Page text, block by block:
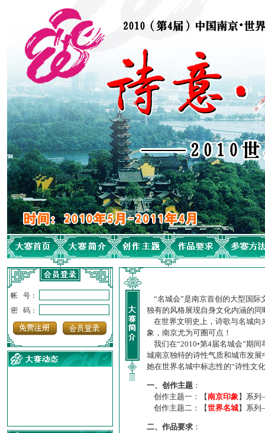
帐 号：
密 码：
·【诗意·名城】地铁展示作...
“名城会”是南京首创的大型国际
独有的风格展现自身文化内涵的
在世界文明史上，诗歌与名城向
象，南京尤为可圈可点！
我们在“2010•第4届名城会”期
城南京独特的诗性气质和城市发
她在世界名城中标志性的“诗性文
一、创作主题 ：
创作主题一：【南京印象】系
创作主题二：【世界名城】系
二、作品要求 ：